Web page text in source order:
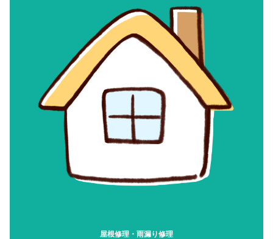
屋根修理・雨漏り修理